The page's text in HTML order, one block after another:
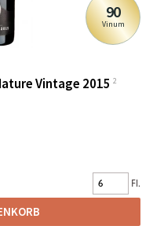
90
Vinum
Vintage 2015
Fl.